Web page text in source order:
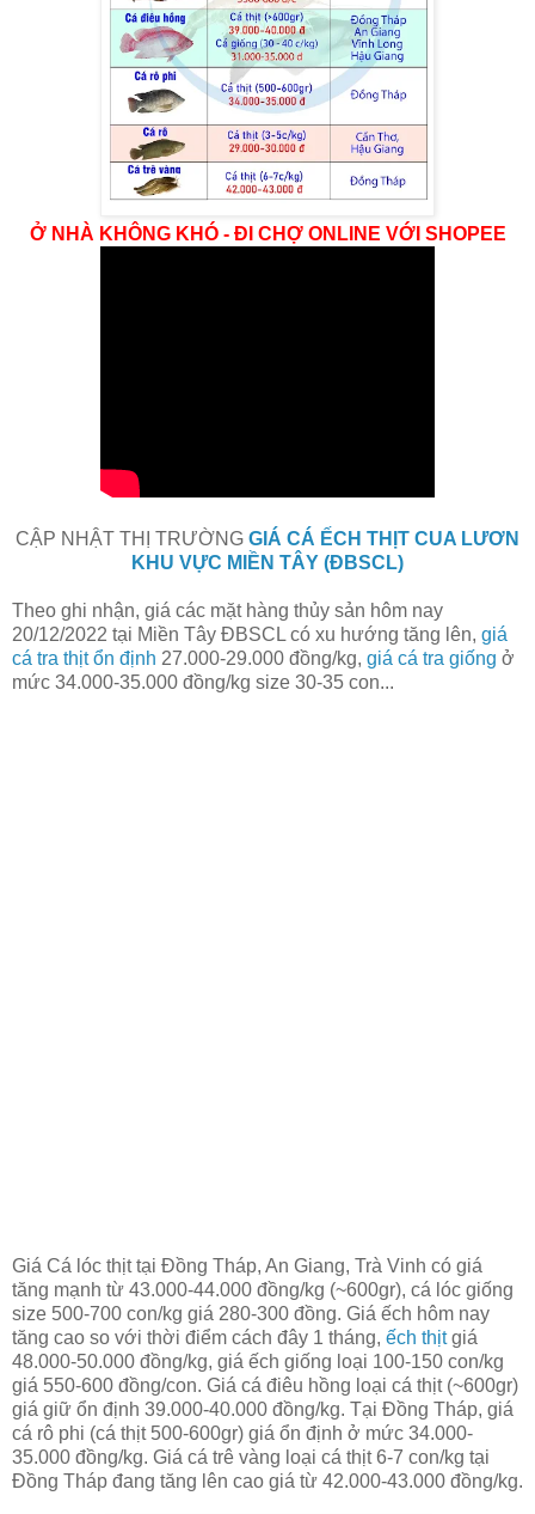
Ở NHÀ KHÔNG KHÓ - ĐI CHỢ ONLINE VỚI SHOPEE
CẬP NHẬT THỊ TRƯỜNG GIÁ CÁ ẾCH THỊT CUA LƯƠN
KHU VỰC MIỀN TÂY (ĐBSCL)
Theo ghi nhận, giá các mặt hàng thủy sản hôm nay
20/12/2022 tại Miền Tây ĐBSCL có xu hướng tăng lên, giá
cá tra thịt ổn định 27.000-29.000 đồng/kg, giá cá tra giống ở
mức 34.000-35.000 đồng/kg size 30-35 con...
Giá Cá lóc thịt tại Đồng Tháp, An Giang, Trà Vinh có giá
tăng mạnh từ 43.000-44.000 đồng/kg (~600gr), cá lóc giống
size 500-700 con/kg giá 280-300 đồng. Giá ếch hôm nay
tăng cao so với thời điểm cách đây 1 tháng, ếch thịtgiá
48.000-50.000 đồng/kg, giá ếch giống loại 100-150 con/kg
giá 550-600 đồng/con. Giá cá điêu hồng loại cá thịt (~600gr)
giá giữ ổn định 39.000-40.000 đồng/kg. Tại Đồng Tháp, giá
cá rô phi (cá thịt 500-600gr) giá ổn định ở mức 34.000-
35.000 đồng/kg. Giá cá trê vàng loại cá thịt 6-7 con/kg tại
Đồng Tháp đang tăng lên cao giá từ 42.000-43.000 đồng/kg.